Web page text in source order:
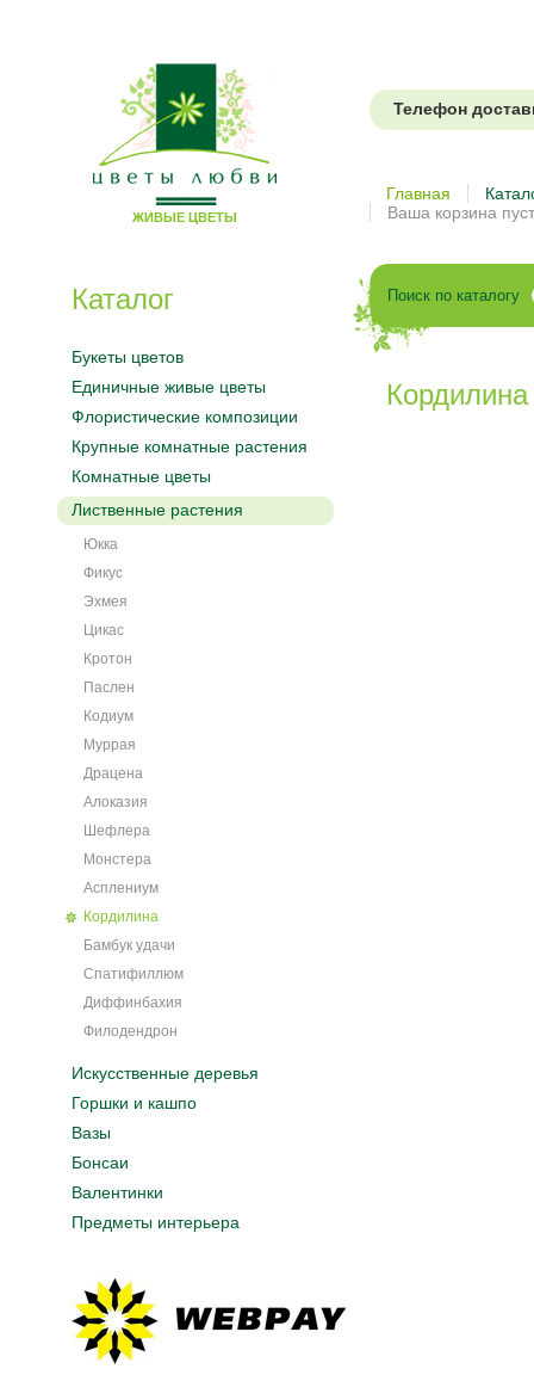
Цветы
ЖИВЫЕ ЦВЕТЫ
Телефон
Главная
Ваша корзина
Поиск по каталогу
Кордилина
Каталог
Букеты цветов
Единичные живые цветы
Флористические композиции
Крупные комнатные растения
Комнатные цветы
Лиственные растения
Юкка
Фикус
Эхмея
Цикас
Кротон
Паслен
Кодиум
Муррая
Драцена
Алоказия
Шефлера
Монстера
Асплениум
Кордилина
Бамбук удачи
Спатифиллюм
Диффинбахия
Филодендрон
Искусственные деревья
Горшки и кашпо
Вазы
Бонсаи
Валентинки
Предметы интерьера